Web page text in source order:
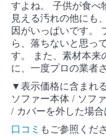
すよね。 子供が食べ
見える汚れの他にも
因がいっぱいです。
ら、落ちないと思っ
す。 また、素材本来
に、一度プロの業者
▼表示価格に含まれ
ソファー本体 / ソフ
/ カバーを外した場
口コミ もご参照くだ